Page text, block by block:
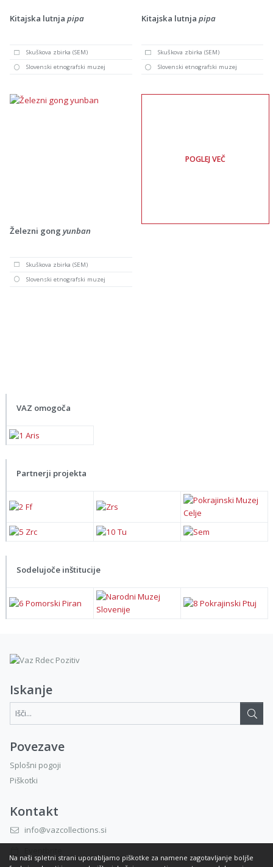
Kitajska lutnja pipa
Skuškova zbirka (SEM)
Slovenski etnografski muzej
Kitajska lutnja pipa
Skuškova zbirka (SEM)
Slovenski etnografski muzej
Železni gong yunban
Skuškova zbirka (SEM)
Slovenski etnografski muzej
POGLEJ VEČ
VAZ omogoča
Partnerji projekta
Sodelujoče inštitucije
Iskanje
Išči...:
Povezave
Splošni pogoji
Piškotki
Kontakt
info@vazcollections.si
Na naši spletni strani uporabljamo piškotke za namene zagotavljanje boljše